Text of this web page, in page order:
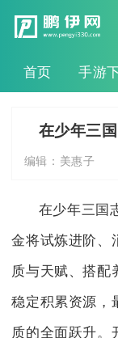
首页 手游
在少年三
编辑： 美惠子
在少年三国
金将试炼进阶、
质与天赋、搭配
稳定积累资源，
质的全面跃升。